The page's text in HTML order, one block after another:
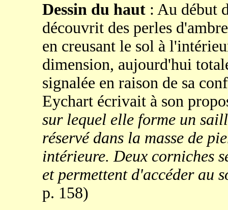
Dessin du haut : Au début
découvrit des perles
en creusant le sol à
dimension, aujourd'hui
signalée en raison de sa
Eychart écrivait à son
sur lequel elle forme un
réservé dans la masse de
intérieure. Deux corniches
et permettent d'accéder au
p. 158)